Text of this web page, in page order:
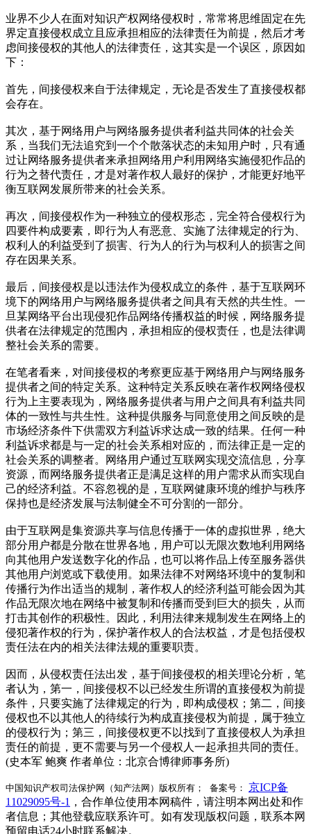
业界不少人在面对知识产权网络侵权时，常常将思维固定在先
界定直接侵权成立且应承担相应的法律责任为前提，然后才考
虑间接侵权的其他人的法律责任，这其实是一个误区，原因如
下：
首先，间接侵权来自于法律规定，无论是否发生了直接侵权都
会存在。
其次，基于网络用户与网络服务提供者利益共同体的社会关
系，当我们无法追究到一个个散落状态的未知用户时，只有通
过让网络服务提供者来承担网络用户利用网络实施侵犯作品的
行为之替代责任，才是对著作权人最好的保护，才能更好地平
衡互联网发展所带来的社会关系。
再次，间接侵权作为一种独立的侵权形态，完全符合侵权行为
四要件构成要素，即行为人有恶意、实施了法律规定的行为、
权利人的利益受到了损害、行为人的行为与权利人的损害之间
存在因果关系。
最后，间接侵权是以违法作为侵权成立的条件，基于互联网环
境下的网络用户与网络服务提供者之间具有天然的共生性。一
旦某网络平台出现侵犯作品网络传播权益的时候，网络服务提
供者在法律规定的范围内，承担相应的侵权责任，也是法律调
整社会关系的需要。
在笔者看来，对间接侵权的考察更应基于网络用户与网络服务
提供者之间的特定关系。这种特定关系反映在著作权网络侵权
行为上主要表现为，网络服务提供者与用户之间具有利益共同
体的一致性与共生性。这种提供服务与同意使用之间反映的是
市场经济条件下供需双方利益诉求达成一致的结果。任何一种
利益诉求都是与一定的社会关系相对应的，而法律正是一定的
社会关系的调整者。网络用户通过互联网实现交流信息，分享
资源，而网络服务提供者正是满足这样的用户需求从而实现自
己的经济利益。不容忽视的是，互联网健康环境的维护与秩序
保持也是经济发展与法制健全不可分割的一部分。
由于互联网是集资源共享与信息传播于一体的虚拟世界，绝大
部分用户都是分散在世界各地，用户可以无限次数地利用网络
向其他用户发送数字化的作品，也可以将作品上传至服务器供
其他用户浏览或下载使用。如果法律不对网络环境中的复制和
传播行为作出适当的规制，著作权人的经济利益可能会因为其
作品无限次地在网络中被复制和传播而受到巨大的损失，从而
打击其创作的积极性。因此，利用法律来规制发生在网络上的
侵犯著作权的行为，保护著作权人的合法权益，才是包括侵权
责任法在内的相关法律法规的重要职责。
因而，从侵权责任法出发，基于间接侵权的相关理论分析，笔
者认为，第一，间接侵权不以已经发生所谓的直接侵权为前提
条件，只要实施了法律规定的行为，即构成侵权；第二，间接
侵权也不以其他人的待续行为构成直接侵权为前提，属于独立
的侵权行为；第三，间接侵权更不以找到了直接侵权人为承担
责任的前提，更不需要与另一个侵权人一起承担共同的责任。
(史本军 鲍爽 作者单位：北京合博律师事务所)
中国知识产权司法保护网（知产法网）版权所有； 备案号： 京ICP备
11029095号-1 ，合作单位使用本网稿件，请注明本网出处和作
者信息；其他登载应联系许可。如有发现版权问题，联系本网
预留电话24小时联系解决。